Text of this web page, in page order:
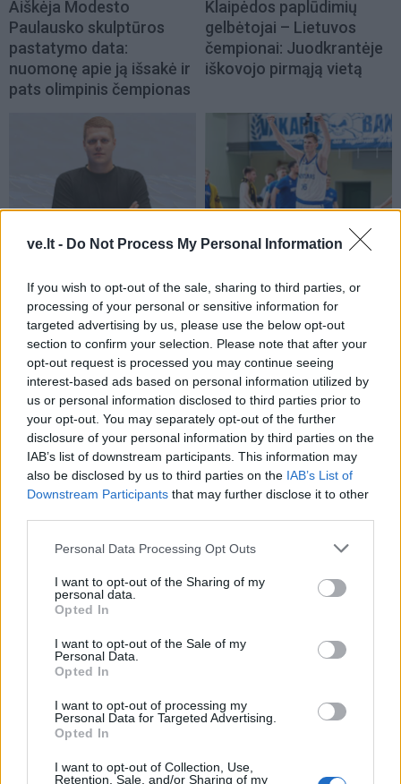
ve.lt - Do Not Process My Personal Information
If you wish to opt-out of the sale, sharing to third parties, or
processing of your personal or sensitive information for
targeted advertising by us, please use the below opt-out
section to confirm your selection. Please note that after your
opt-out request is processed you may continue seeing
interest-based ads based on personal information utilized by
us or personal information disclosed to third parties prior to
your opt-out. You may separately opt-out of the further
disclosure of your personal information by third parties on the
IAB’s list of downstream participants. This information may
also be disclosed by us to third parties on the IAB’s List of
Downstream Participants that may further disclose it to other
Personal Data Processing Opt Outs
I want to opt-out of the Sharing of my
personal data.
Opted In
I want to opt-out of the Sale of my
Personal Data.
Opted In
I want to opt-out of processing my
Personal Data for Targeted Advertising.
Opted In
I want to opt-out of Collection, Use,
Retention, Sale, and/or Sharing of my
Aiškėja Modesto
Paulausko skulptūros
pastatymo data:
nuomonę apie ją išsakė ir
pats olimpinis čempionas
Klaipėdos paplūdimių
gelbėtojai – Lietuvos
čempionai: Juodkrantėje
iškovojo pirmąją vietą
Sportas
klaipėdiečių sveikata
rūpinsis naujas komandos
narys
Sportas
su aukštaūgiu
NAUJI